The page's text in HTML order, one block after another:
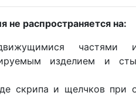
не распространяется на:
частями
изделием и
скрипа и щелчков при